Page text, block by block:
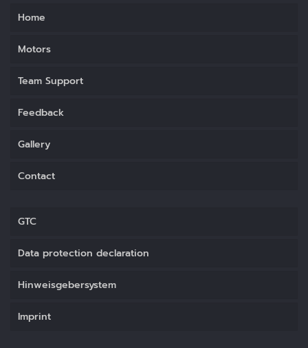
Home
Motors
Team Support
Feedback
Gallery
Contact
GTC
Data protection declaration
Hinweisgebersystem
Imprint